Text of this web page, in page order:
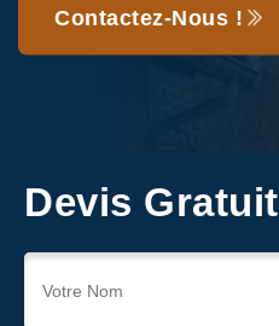
Contactez-Nous !
Devis Gratuit